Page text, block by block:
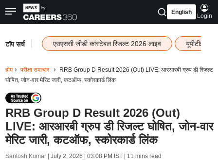
English
Login
टॉप सर्च एसएससी जीडी कांस्टेबल रिजल्ट 2026 लाइव यूपीटीईटी
होम परीक्षा समाचार
RRB Group D Result 2026 (Out) LIVE: आरआरबी ग्रुप डी रिजल्ट
घोषित, जोन-वार मेरिट जारी, कटऑफ, स्कोरकार्ड लिंक
RRB Group D Result 2026 (Out)
LIVE: आरआरबी ग्रुप डी रिजल्ट घोषित, जोन-वार
मेरिट जारी, कटऑफ, स्कोरकार्ड लिंक
Santosh Kumar | July 2, 2026 | 03:08 PM IST| 11 mins read